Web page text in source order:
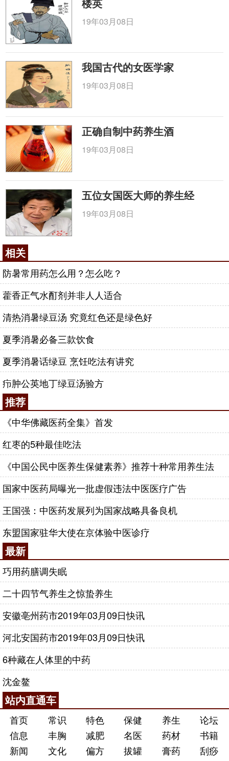
19年03月08日
我国古代的女医学家
19年03月08日
正确自制中药养生酒
19年03月08日
五位女国医大师的养生经
19年03月08日
相关
防暑常用药怎么用？怎么吃？
藿香正气水酊剂并非人人适合
清热消暑绿豆汤 究竟红色还是绿色好
夏季消暑必备三款饮食
夏季消暑话绿豆 烹饪吃法有讲究
疖肿公英地丁绿豆汤验方
推荐
《中华佛藏医药全集》首发
红枣的5种最佳吃法
《中国公民中医养生保健素养》推荐十种常用养生法
国家中医药局曝光一批虚假违法中医医疗广告
王国强：中医药发展列为国家战略具备良机
东盟国家驻华大使在京体验中医诊疗
最新
巧用药膳调失眠
二十四节气养生之惊蛰养生
安徽亳州药市2019年03月09日快讯
河北安国药市2019年03月09日快讯
6种藏在人体里的中药
沈金鳌
站内直通车
首页 常识 特色 保健 养生
论坛
信息
丰胸 减肥 名医 药材
书籍
新闻
文化 偏方 拔罐 膏药
刮痧